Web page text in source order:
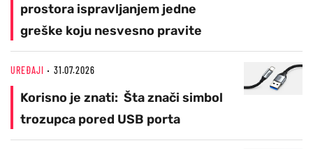
prostora ispravljanjem jedne
greške koju nesvesno pravite
UREĐAJI 31.07.2026
Korisno je znati: Šta znači simbol
trozupca pored USB porta